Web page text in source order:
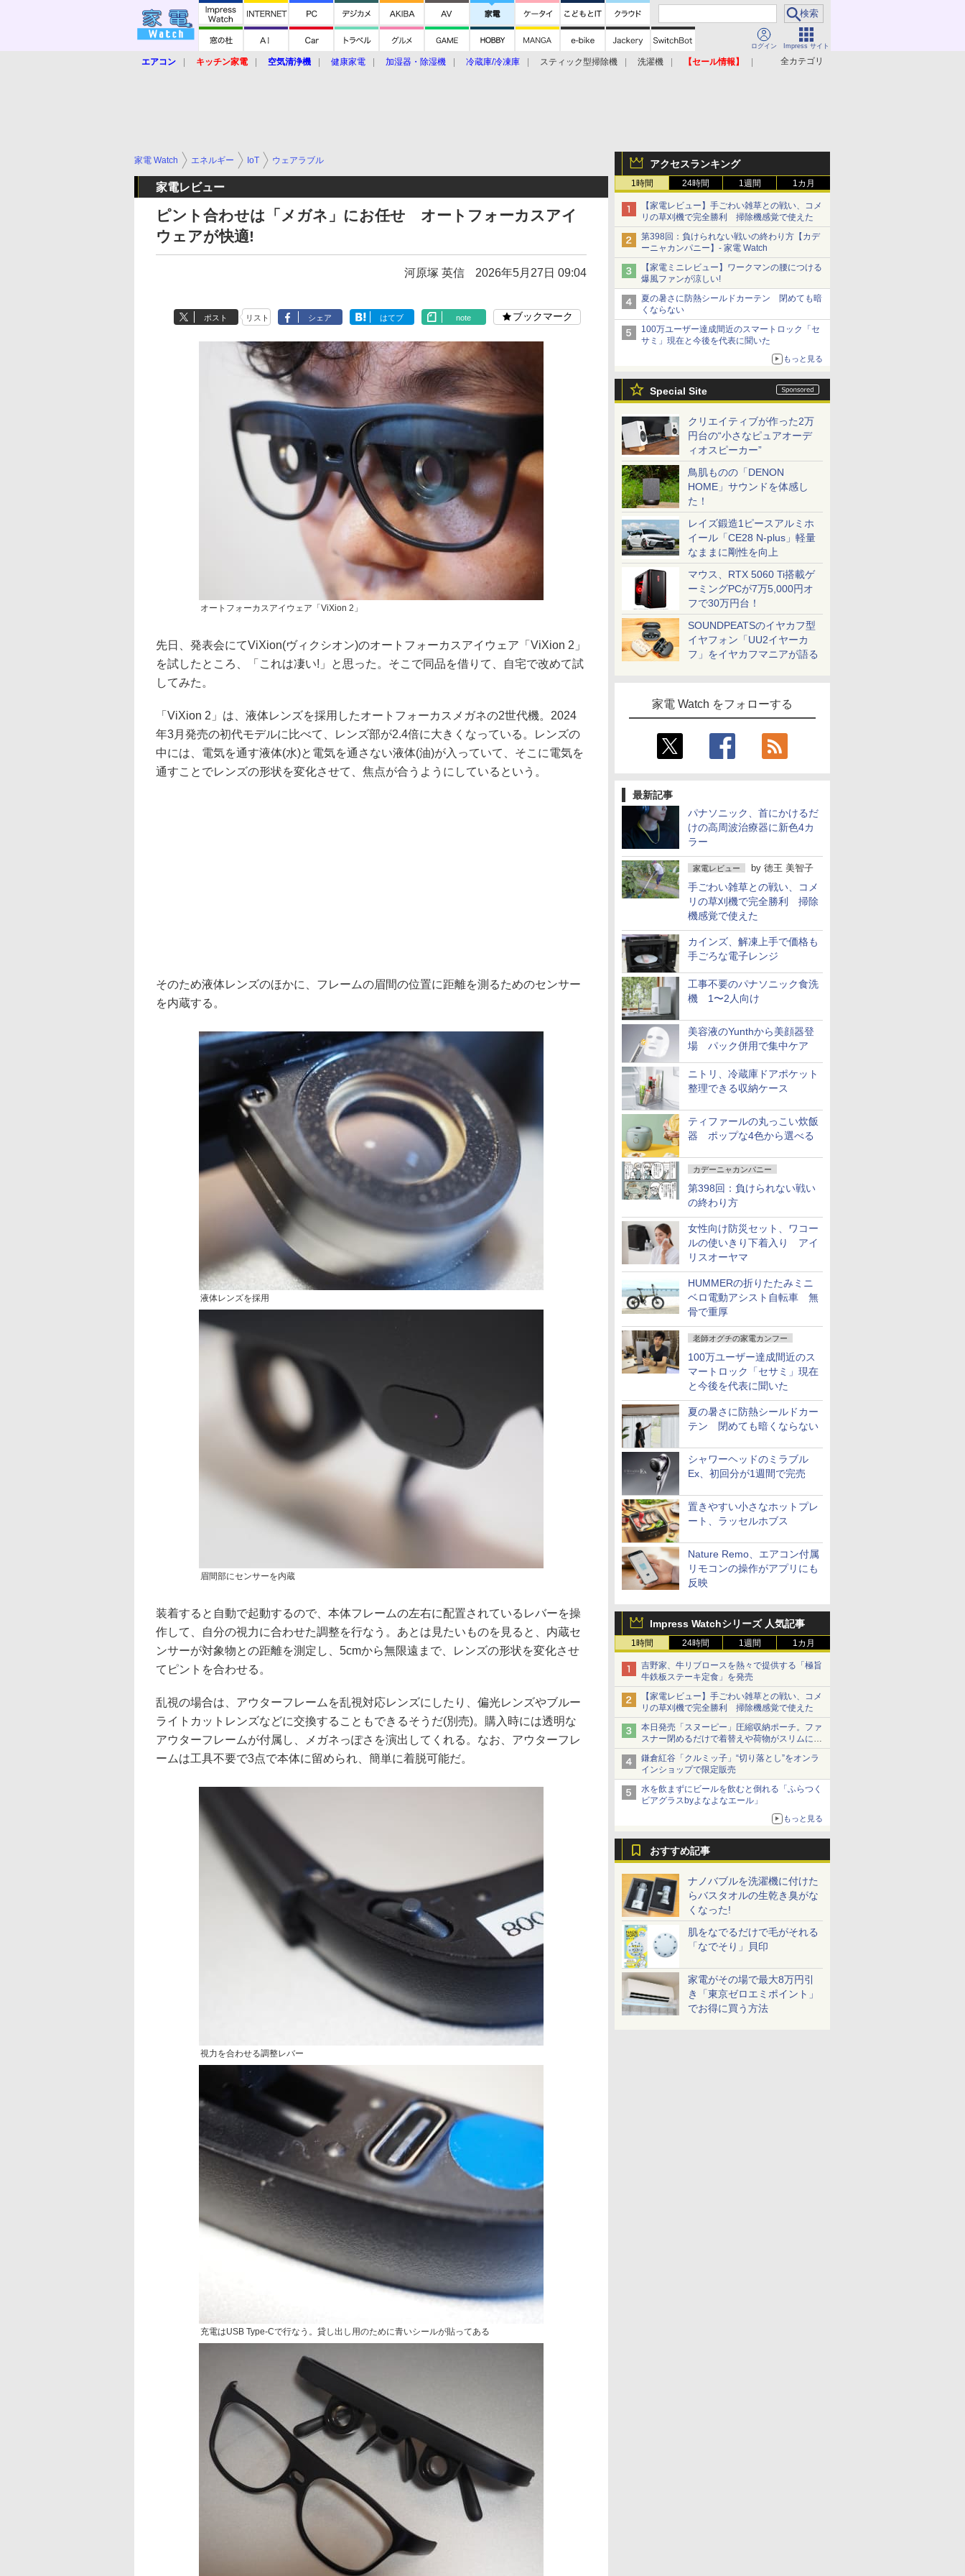
ログイン Impress サイト
全カテゴリ
エアコン キッチン家電 空気清浄機 健康家電 加湿器・除湿機 冷蔵庫/冷凍庫 スティック型掃除機 洗濯機
【セール情報】
アクセスランキング
1時間 24時間 1週間 1カ月
【家電レビュー】手ごわい雑草との戦い、コメ
リの草刈機で完全勝利 掃除機感覚で使えた
第398回：負けられない戦いの終わり方【カデ
ーニャカンパニー】- 家電 Watch
【家電ミニレビュー】ワークマンの腰につける
爆風ファンが涼しい!
夏の暑さに防熱シールドカーテン 閉めても暗
くならない
100万ユーザー達成間近のスマートロック「セ
サミ」現在と今後を代表に聞いた
もっと見る
Special Site
クリエイティブが作った2万
円台の“小さなピュアオーデ
ィオスピーカー”
鳥肌ものの「DENON
HOME」サウンドを体感し
た！
レイズ鍛造1ピースアルミホ
イール「CE28 N-plus」軽量
なままに剛性を向上
マウス、RTX 5060 Ti搭載ゲ
ーミングPCが7万5,000円オ
フで30万円台！
SOUNDPEATSのイヤカフ型
イヤフォン「UU2イヤーカ
フ」をイヤカフマニアが語る
家電 Watch をフォローする
最新記事
パナソニック、首にかけるだ
けの高周波治療器に新色4カ
ラー
家電レビュー by 徳王 美智子
手ごわい雑草との戦い、コメ
リの草刈機で完全勝利 掃除
機感覚で使えた
カインズ、解凍上手で価格も
手ごろな電子レンジ
工事不要のパナソニック食洗
機 1〜2人向け
美容液のYunthから美顔器登
場 パック併用で集中ケア
ニトリ、冷蔵庫ドアポケット
整理できる収納ケース
ティファールの丸っこい炊飯
器 ポップな4色から選べる
カデーニャカンパニー
第398回：負けられない戦い
の終わり方
女性向け防災セット、ワコー
ルの使いきり下着入り アイ
リスオーヤマ
HUMMERの折りたたみミニ
ベロ電動アシスト自転車 無
骨で重厚
老師オグチの家電カンフー
100万ユーザー達成間近のス
マートロック「セサミ」現在
と今後を代表に聞いた
夏の暑さに防熱シールドカー
テン 閉めても暗くならない
シャワーヘッドのミラブル
Ex、初回分が1週間で完売
置きやすい小さなホットプレ
ート、ラッセルホブス
Nature Remo、エアコン付属
リモコンの操作がアプリにも
反映
Impress Watchシリーズ 人気記事
1時間 24時間 1週間 1カ月
吉野家、牛リブロースを熱々で提供する「極旨
牛鉄板ステーキ定食」を発売
【家電レビュー】手ごわい雑草との戦い、コメ
リの草刈機で完全勝利 掃除機感覚で使えた
本日発売「スヌーピー」圧縮収納ポーチ。ファ
スナー閉めるだけで着替えや荷物がスリムにま
とまる
鎌倉紅谷「クルミッ子」“切り落とし”をオンラ
インショップで限定販売
水を飲まずにビールを飲むと倒れる「ふらつく
ビアグラスbyよなよなエール」
もっと見る
おすすめ記事
ナノバブルを洗濯機に付けた
らバスタオルの生乾き臭がな
くなった!
肌をなでるだけで毛がそれる
「なでそり」貝印
家電がその場で最大8万円引
き「東京ゼロエミポイント」
でお得に買う方法
家電 Watch エネルギー IoT ウェアラブル
家電レビュー
ピント合わせは「メガネ」にお任せ オートフォーカスアイ
ウェアが快適!
河原塚 英信 2026年5月27日 09:04
ポスト リスト シェア はてブ note ブックマーク
オートフォーカスアイウェア「ViXion 2」
先日、発表会にてViXion(ヴィクシオン)のオートフォーカスアイウェア「ViXion 2」
を試したところ、「これは凄い!」と思った。そこで同品を借りて、自宅で改めて試
してみた。
「ViXion 2」は、液体レンズを採用したオートフォーカスメガネの2世代機。2024
年3月発売の初代モデルに比べて、レンズ部が2.4倍に大きくなっている。レンズの
中には、電気を通す液体(水)と電気を通さない液体(油)が入っていて、そこに電気を
通すことでレンズの形状を変化させて、焦点が合うようにしているという。
そのため液体レンズのほかに、フレームの眉間の位置に距離を測るためのセンサー
を内蔵する。
液体レンズを採用
眉間部にセンサーを内蔵
装着すると自動で起動するので、本体フレームの左右に配置されているレバーを操
作して、自分の視力に合わせた調整を行なう。あとは見たいものを見ると、内蔵セ
ンサーが対象物との距離を測定し、5cmから無限遠まで、レンズの形状を変化させ
てピントを合わせる。
乱視の場合は、アウターフレームを乱視対応レンズにしたり、偏光レンズやブルー
ライトカットレンズなどに交換することもできるそうだ(別売)。購入時には透明な
アウターフレームが付属し、メガネっぽさを演出してくれる。なお、アウターフレ
ームは工具不要で3点で本体に留められ、簡単に着脱可能だ。
視力を合わせる調整レバー
充電はUSB Type-Cで行なう。貸し出し用のために青いシールが貼ってある